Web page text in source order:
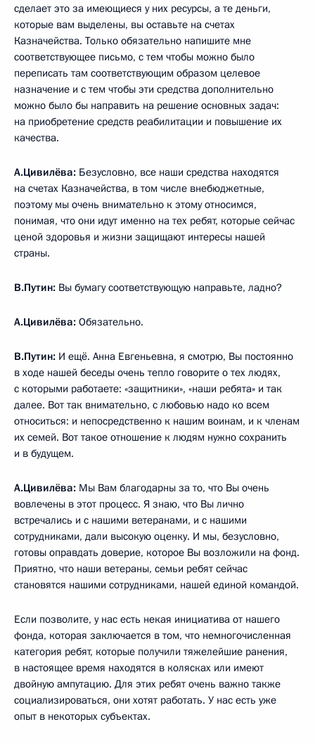
сделает это за имеющиеся у них ресурсы, а те деньги,
которые вам выделены, вы оставьте на счетах
Казначейства. Только обязательно напишите мне
соответствующее письмо, с тем чтобы можно было
переписать там соответствующим образом целевое
назначение и с тем чтобы эти средства дополнительно
можно было бы направить на решение основных задач:
на приобретение средств реабилитации и повышение их
качества.
А.Цивилёва: Безусловно, все наши средства находятся
на счетах Казначейства, в том числе внебюджетные,
поэтому мы очень внимательно к этому относимся,
понимая, что они идут именно на тех ребят, которые сейчас
ценой здоровья и жизни защищают интересы нашей
страны.
В.Путин: Вы бумагу соответствующую направьте, ладно?
А.Цивилёва: Обязательно.
В.Путин: И ещё. Анна Евгеньевна, я смотрю, Вы постоянно
в ходе нашей беседы очень тепло говорите о тех людях,
с которыми работаете: «защитники», «наши ребята» и так
далее. Вот так внимательно, с любовью надо ко всем
относиться: и непосредственно к нашим воинам, и к членам
их семей. Вот такое отношение к людям нужно сохранить
и в будущем.
А.Цивилёва: Мы Вам благодарны за то, что Вы очень
вовлечены в этот процесс. Я знаю, что Вы лично
встречались и с нашими ветеранами, и с нашими
сотрудниками, дали высокую оценку. И мы, безусловно,
готовы оправдать доверие, которое Вы возложили на фонд.
Приятно, что наши ветераны, семьи ребят сейчас
становятся нашими сотрудниками, нашей единой командой.
Если позволите, у нас есть некая инициатива от нашего
фонда, которая заключается в том, что немногочисленная
категория ребят, которые получили тяжелейшие ранения,
в настоящее время находятся в колясках или имеют
двойную ампутацию. Для этих ребят очень важно также
социализироваться, они хотят работать. У нас есть уже
опыт в некоторых субъектах.